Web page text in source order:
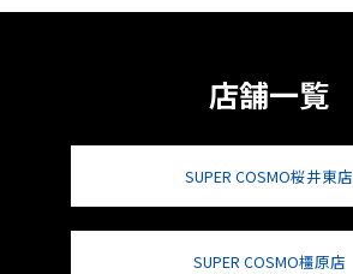
店舗一覧
SUPER COSMO桜井東店
SUPER COSMO橿原店